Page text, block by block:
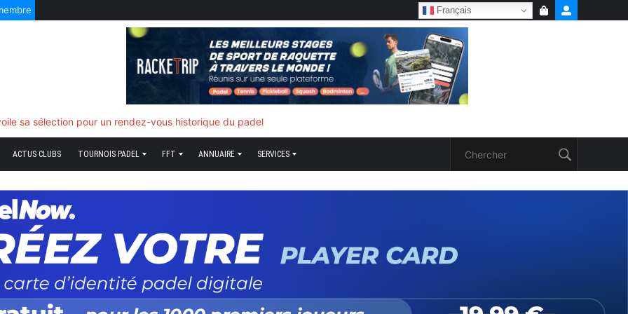
Français
tout bascule
ACTUS CLUBS TOURNOIS PADEL FFT ANNUAIRE SERVICES